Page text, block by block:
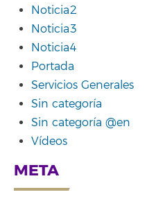
Noticia2
Noticia3
Noticia4
Portada
Servicios Generales
Sin categoría
Sin categoría @en
Vídeos
META